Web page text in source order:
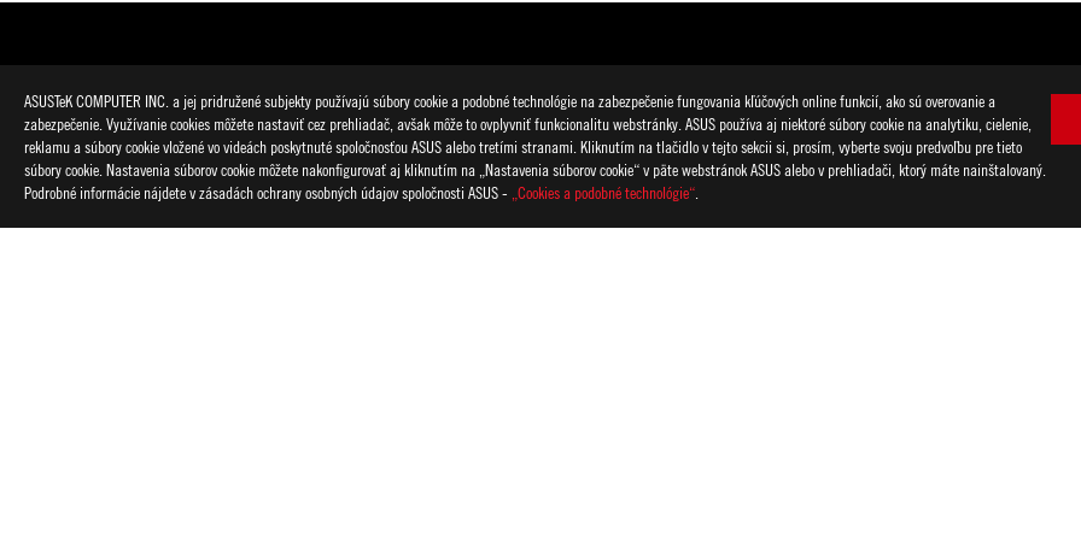
ASUSTeK COMPUTER INC. a jej pridružené subjekty používajú súbory cookie a podobné technológie na zabezpečenie fungovania kľúčových online funkcií, ako sú overovanie a
zabezpečenie. Využívanie cookies môžete nastaviť cez prehliadač, avšak môže to ovplyvniť funkcionalitu webstránky. ASUS používa aj niektoré súbory cookie na analytiku, cielenie,
reklamu a súbory cookie vložené vo videách poskytnuté spoločnosťou ASUS alebo tretími stranami. Kliknutím na tlačidlo v tejto sekcii si, prosím, vyberte svoju predvoľbu pre tieto
súbory cookie. Nastavenia súborov cookie môžete nakonfigurovať aj kliknutím na „Nastavenia súborov cookie“ v päte webstránok ASUS alebo v prehliadači, ktorý máte nainštalovaný.
Podrobné informácie nájdete v zásadách ochrany osobných údajov spoločnosti ASUS - „Cookies a podobné technológie“
Disclaimer
Výrobok (elektrické, elektronické zariadenie, gombíková batéria obsahujúca ortuť) nepatrí do komunálneho odpadu. Overte si